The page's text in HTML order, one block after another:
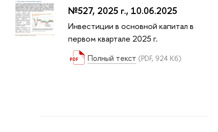
№527, 2025 г., 10.06.2025
Инвестиции в основной капитал в
первом квартале 2025 г.
Полный текст (PDF, 924 Кб)